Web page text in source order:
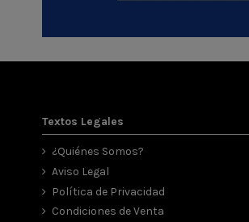
Textos Legales
¿Quiénes Somos?
Aviso Legal
Política de Privacidad
Condiciones de Venta